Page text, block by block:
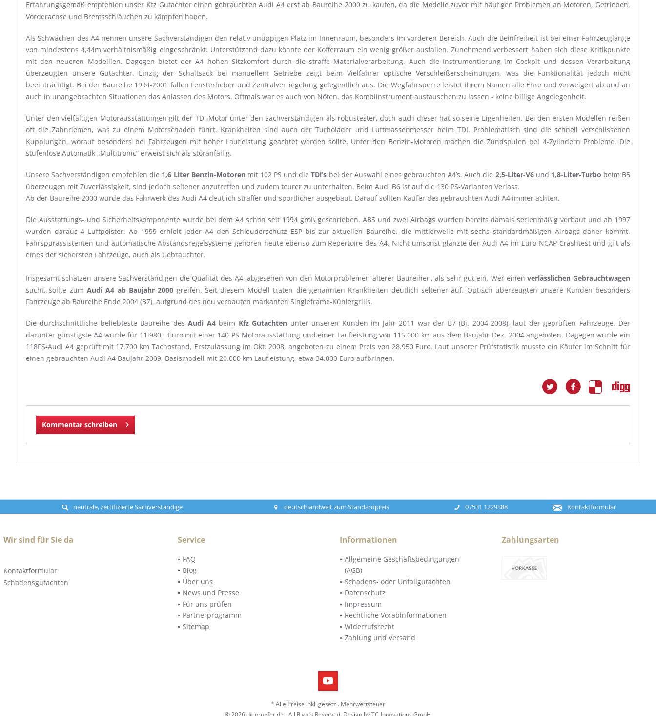
Erfahrungsgemäß empfehlen unser Kfz Gutachter einen gebrauchten Audi A4 erst ab Baureihe 2000 zu kaufen, da die Modelle zuvor mit häufigen Problemen an Motoren, Getrieben,
Vorderachse und Bremsschläuchen zu kämpfen haben.
Als Schwächen des A4 nennen unsere Sachverständigen den relativ unüppigen Platz im Innenraum, besonders im vorderen Bereich. Auch die Beinfreiheit ist bei einer Fahrzeuglänge
von mindestens 4,44m verhältnismäßig eingeschränkt. Unterstützend dazu könnte der Kofferraum ein wenig größer ausfallen. Zunehmend verbessert haben sich diese Kritikpunkte
mit den neueren Modelllen. Dagegen bietet der A4 hohen Sitzkomfort durch die straffe Materialverarbeitung. Auch die Instrumentierung im Cockpit und dessen Verarbeitung
überzeugten unsere Gutachter. Einzig der Schaltsack bei manuellem Getriebe zeigt beim Vielfahrer optische Verschleißerscheinungen, was die Funktionalität jedoch nicht
beeinträchtigt. Bei der Baureihe 1994-2001 fallen Fensterheber und Zentralverriegelung gelegentlich aus. Die Wegfahrsperre leistet ihrem Namen alle Ehre und verweigert ab und an
auch in unangebrachten Situationen das Anlassen des Motors. Oftmals war es auch von Nöten, das Kombiinstrument austauschen zu lassen - keine billige Angelegenheit.
Unter den vielfältigen Motorausstattungen gilt der TDI-Motor unter den Sachverständigen als robustester, doch auch dieser hat so seine Eigenheiten. Bei den ersten Modellen reißen
oft die Zahnriemen, was zu einem Motorschaden führt. Krankheiten sind auch der Turbolader und Luftmassenmesser beim TDI. Problematisch sind die schnell verschlissenen
Kupplungen, worauf besonders bei Fahrzeugen mit hoher Laufleistung geachtet werden sollte. Unter den Benzin-Motoren machen die Zündspulen bei 4-Zylindern Probleme. Die
stufenlose Automatik „Multitronic“ erweist sich als störanfällig.
Unsere Sachverständigen empfehlen die 1,6 Liter Benzin-Motorenmit 102 PS und dieTDi’s bei der Auswahl eines gebrauchten A4’s. Auch die 2,5-Liter-V6und 1,8-Liter-Turbo beim B5
überzeugen mit Zuverlässigkeit, sind jedoch seltener anzutreffen und zudem teurer zu unterhalten. Beim Audi B6 ist auf die 130 PS-Varianten Verlass.
Ab der Baureihe 2000 wurde das Fahrwerk des Audi A4 deutlich straffer und sportlicher ausgebaut. Darauf sollten Käufer des gebrauchten Audi A4 immer achten.
Die Ausstattungs- und Sicherheitskomponente wurde bei dem A4 schon seit 1994 groß geschrieben. ABS und zwei Airbags wurden bereits damals serienmäßig verbaut und ab 1997
wurden daraus 4 Luftpolster. Ab 1999 erhielt jeder A4 den Schleuderschutz ESP bis zur aktuellen Baureihe, die mittlerweile mit sechs standardmäßigen Airbags daher kommt.
Fahrspurassistenten und automatische Abstandsregelsysteme gehören heute ebenso zum Repertoire des A4. Nicht umsonst glänzte der Audi A4 im Euro-NCAP-Crashtest und gilt als
eines der sichersten Fahrzeuge, auch als Gebrauchter.
Insgesamt schätzen unsere Sachverständigen die Qualität des A4, abgesehen von den Motorproblemen älterer Baureihen, als sehr gut ein. Wer einenverlässlichen Gebrauchtwagen
sucht, sollte zumAudi A4 ab Baujahr 2000 greifen. Seit diesem Modell traten die genannten Krankheiten deutlich seltener auf. Optisch überzeugten unsere Kunden besonders
Fahrzeuge ab Baureihe Ende 2004 (B7), aufgrund des neu verbauten markanten Singleframe-Kühlergrills.
Die durchschnittliche beliebteste Baureihe desAudi A4beim Kfz Gutachten unter unseren Kunden im Jahr 2011 war der B7 (Bj. 2004-2008), laut der geprüften Fahrzeuge. Der
darunter günstigste A4 wurde für 11.980,- Euro mit einer 140 PS-Motorausstattung und einer Laufleistung von 115.000 km aus dem Baujahr Dez. 2004 angeboten. Dagegen wurde ein
118PS-Audi A4 geprüft mit 17.700 km Tachostand, Erstzulassung im Okt. 2008, angeboten zu einem Preis von 28.950 Euro. Laut unserer Prüfstatistik musste ein Käufer im Schnitt für
einen gebrauchten Audi A4 Baujahr 2009, Basismodell mit 20.000 km Laufleistung, etwa 34.000 Euro aufbringen.
Kommentar schreiben
neutrale, zertifizierte Sachverständige deutschlandweit zum Standardpreis 07531 1229388 Kontaktformular
Wir sind für Sie da
Kontaktformular
Schadensgutachten
Service
FAQ
Blog
Über uns
News und Presse
Für uns prüfen
Partnerprogramm
Sitemap
Informationen
Allgemeine Geschäftsbedingungen
(AGB)
Schadens- oder Unfallgutachten
Datenschutz
Impressum
Rechtliche Vorabinformationen
Widerrufsrecht
Zahlung und Versand
Zahlungsarten
* Alle Preise inkl. gesetzl. Mehrwertsteuer